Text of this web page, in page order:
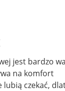
jest bardzo
na komfort
czekać,